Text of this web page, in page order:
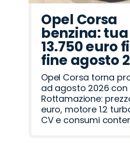
Opel Corsa
benzina:
13.750 euro
fine agosto
Opel Corsa torna
ad agosto 2026 con
Rottamazione:
euro, motore 1.2
CV e consumi